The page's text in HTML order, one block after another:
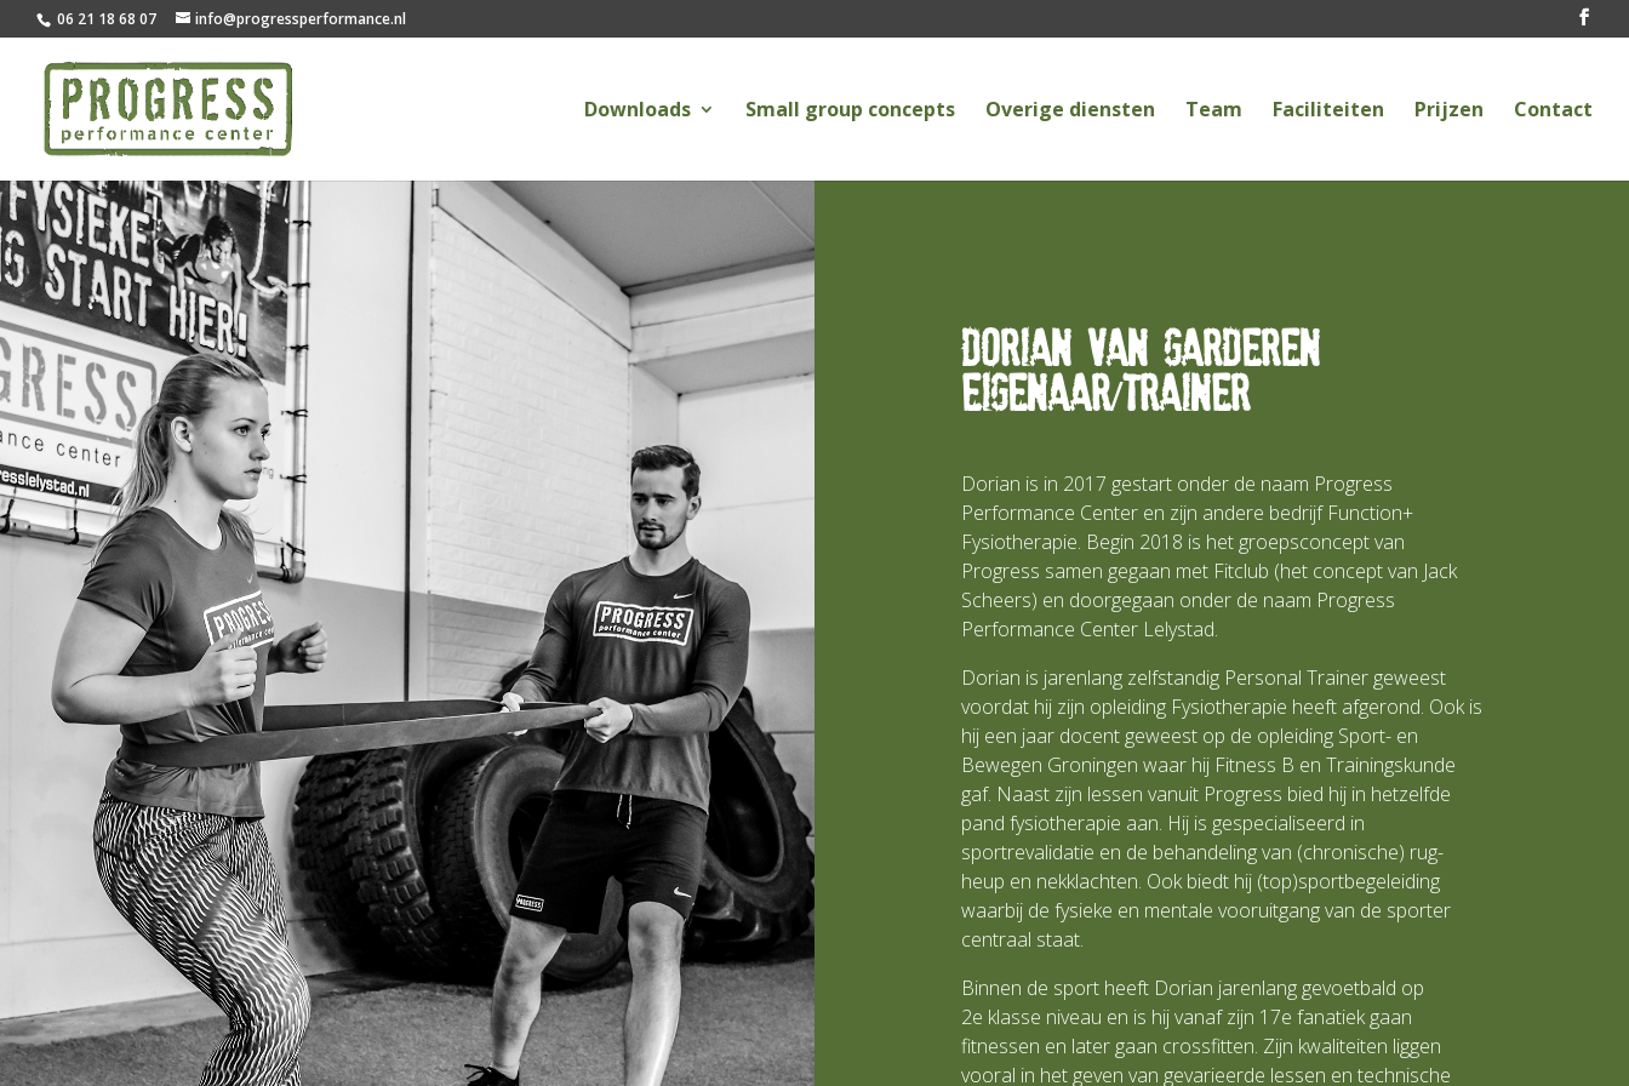
06 21 18 68 07 info@progressperformance.nl
Downloads Small group concepts Overige diensten Team Faciliteiten Prijzen Contact
Dorian van garderen
eigenaar/trainer
Dorian is in 2017 gestart onder de naam Progress
Performance Center en zijn andere bedrijf Function+
Fysiotherapie. Begin 2018 is het groepsconcept van
Progress samen gegaan met Fitclub (het concept van Jack
Scheers) en doorgegaan onder de naam Progress
Performance Center Lelystad.
Dorian is jarenlang zelfstandig Personal Trainer geweest
voordat hij zijn opleiding Fysiotherapie heeft afgerond. Ook is
hij een jaar docent geweest op de opleiding Sport- en
Bewegen Groningen waar hij Fitness B en Trainingskunde
gaf. Naast zijn lessen vanuit Progress bied hij in hetzelfde
pand fysiotherapie aan. Hij is gespecialiseerd in
sportrevalidatie en de behandeling van (chronische) rug-
heup en nekklachten. Ook biedt hij (top)sportbegeleiding
waarbij de fysieke en mentale vooruitgang van de sporter
centraal staat.
Binnen de sport heeft Dorian jarenlang gevoetbald op
2e klasse niveau en is hij vanaf zijn 17e fanatiek gaan
fitnessen en later gaan crossfitten. Zijn kwaliteiten liggen
vooral in het geven van gevarieerde lessen en technische